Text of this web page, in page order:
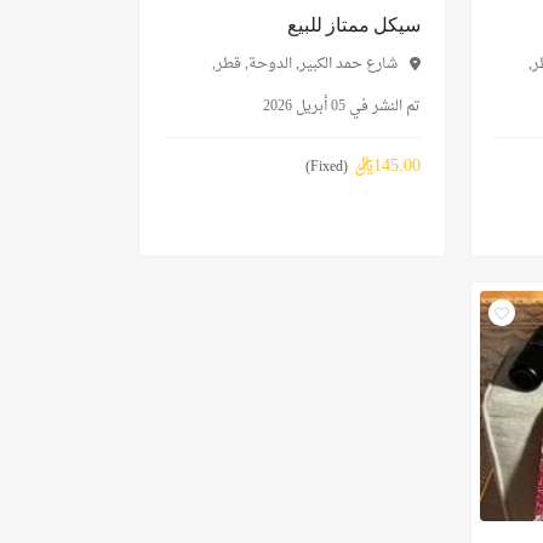
سيكل ممتاز للبيع
شارع حمد الكبير, الدوحة, قطر,
تم النشر في 05 أبريل 2026
145.00﷼ (Fixed)